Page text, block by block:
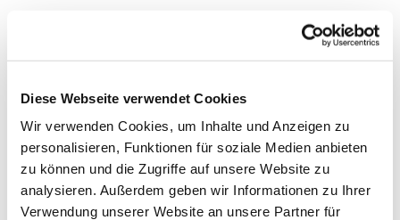
Diese Webseite verwendet Cookies
Wir verwenden Cookies, um Inhalte und Anzeigen zu
personalisieren, Funktionen für soziale Medien anbieten
zu können und die Zugriffe auf unsere Website zu
analysieren. Außerdem geben wir Informationen zu Ihrer
Verwendung unserer Website an unsere Partner für